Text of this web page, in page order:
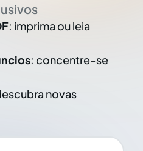
: imprima ou leia
: concentre-se
novas